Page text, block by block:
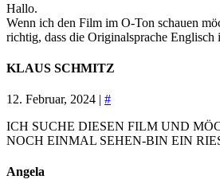
Hallo.
Wenn ich den Film im O-Ton schauen
richtig, dass die Originalsprache Englisch
KLAUS SCHMITZ
12. Februar, 2024 | #
ICH SUCHE DIESEN FILM UND
NOCH EINMAL SEHEN-BIN EIN
Angela